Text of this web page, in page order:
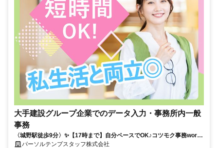
大手建設グループ企業でのデータ入力・事務所内一般
事務
〈城野駅徒歩9分〉✨️【17時まで】自分ペースでOK♪コツモク事務work
＜社員実績あり＞
パーソルテンプスタッフ株式会社